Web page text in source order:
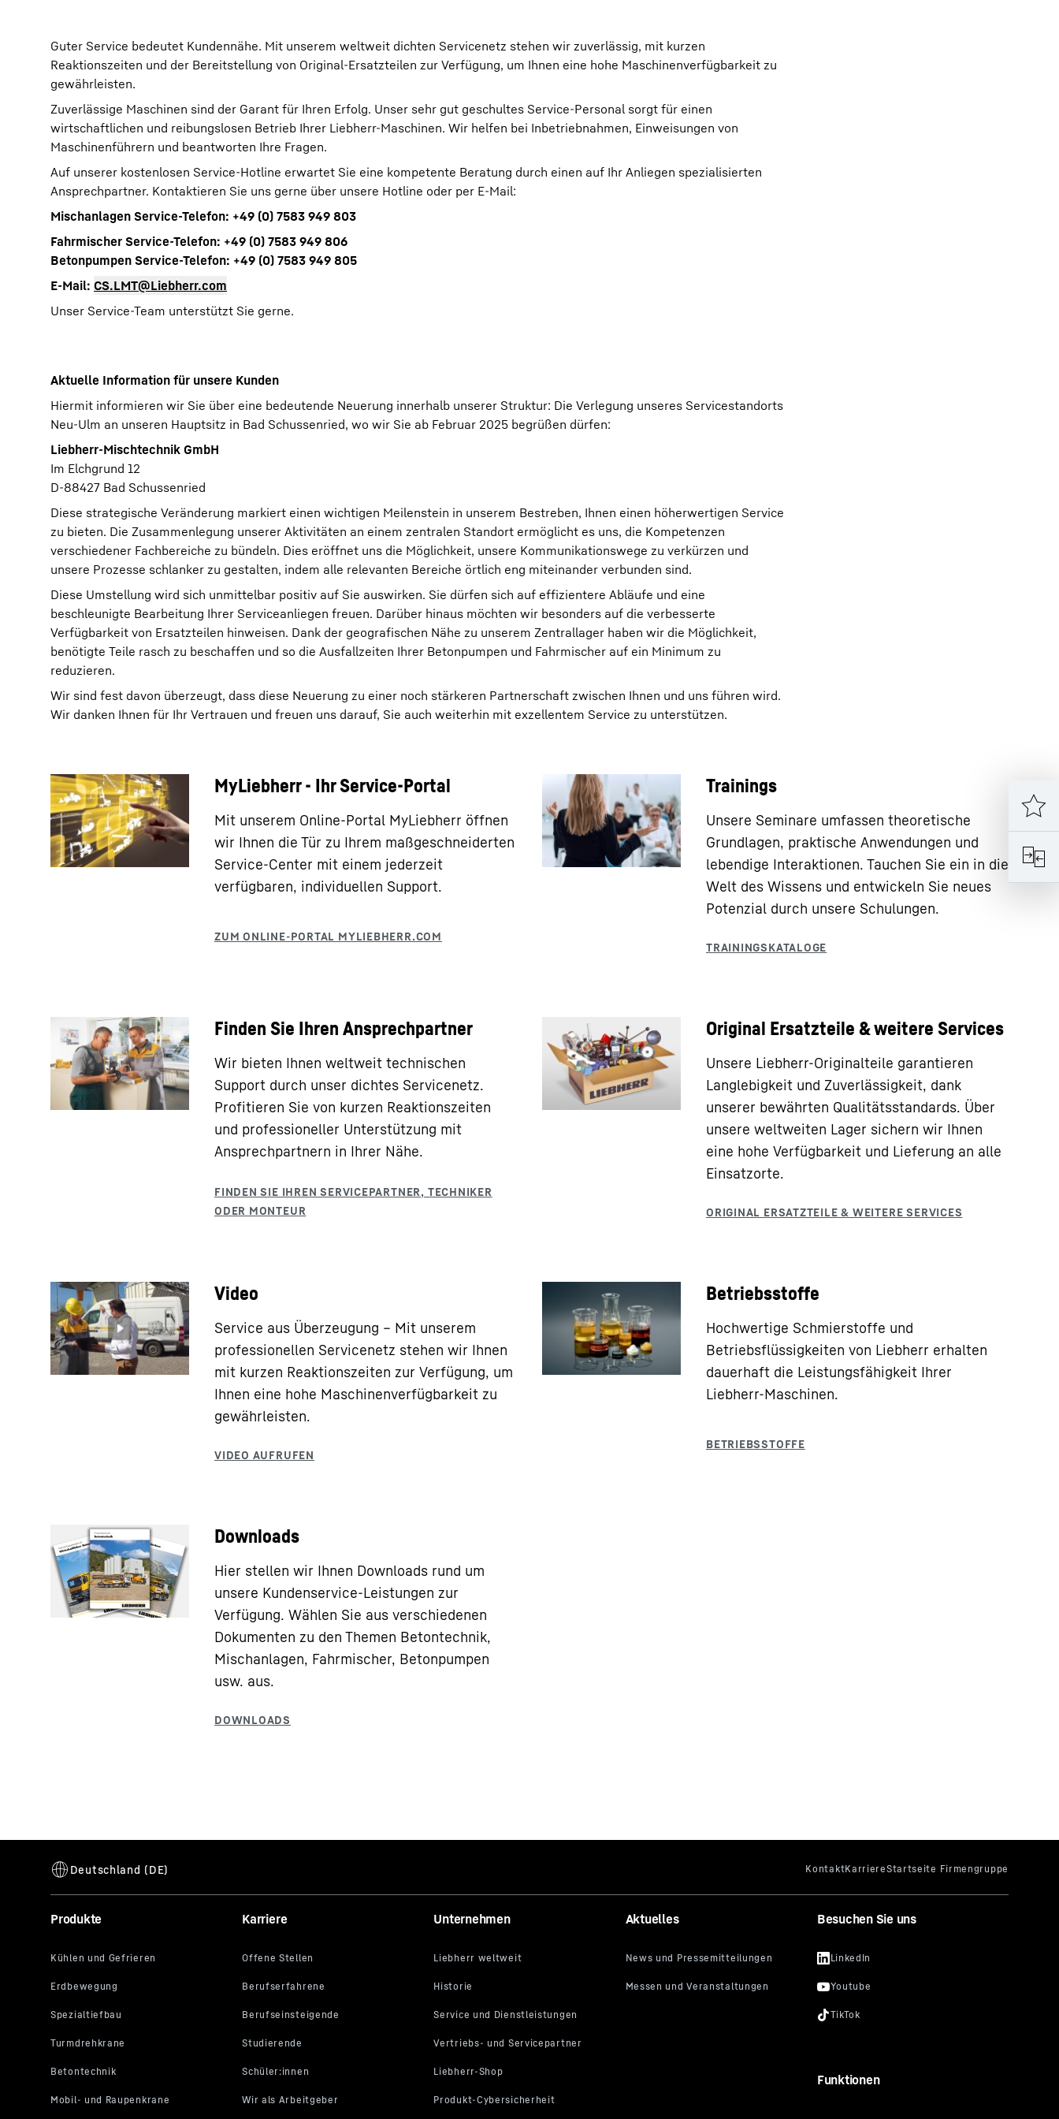
Guter Service bedeutet Kundennähe. Mit unserem weltweit dichten Servicenetz stehen wir zuverlässig, mit kurzen
Reaktionszeiten und der Bereitstellung von Original-Ersatzteilen zur Verfügung, um Ihnen eine hohe Maschinenverfügbarkeit zu
gewährleisten.
Zuverlässige Maschinen sind der Garant für Ihren Erfolg. Unser sehr gut geschultes Service-Personal sorgt für einen
wirtschaftlichen und reibungslosen Betrieb Ihrer Liebherr-Maschinen. Wir helfen bei Inbetriebnahmen, Einweisungen von
Maschinenführern und beantworten Ihre Fragen.
Auf unserer kostenlosen Service-Hotline erwartet Sie eine kompetente Beratung durch einen auf Ihr Anliegen spezialisierten
Ansprechpartner. Kontaktieren Sie uns gerne über unsere Hotline oder per E-Mail:
Mischanlagen Service-Telefon: +49 (0) 7583 949 803
Fahrmischer Service-Telefon: +49 (0) 7583 949 806
Betonpumpen Service-Telefon: +49 (0) 7583 949 805
E-Mail: CS.LMT@Liebherr.com
Unser Service-Team unterstützt Sie gerne.
Aktuelle Information für unsere Kunden
Hiermit informieren wir Sie über eine bedeutende Neuerung innerhalb unserer Struktur: Die Verlegung unseres Servicestandorts
Neu-Ulm an unseren Hauptsitz in Bad Schussenried, wo wir Sie ab Februar 2025 begrüßen dürfen:
Liebherr-Mischtechnik GmbH
Im Elchgrund 12
D-88427 Bad Schussenried
Diese strategische Veränderung markiert einen wichtigen Meilenstein in unserem Bestreben, Ihnen einen höherwertigen Service
zu bieten. Die Zusammenlegung unserer Aktivitäten an einem zentralen Standort ermöglicht es uns, die Kompetenzen
verschiedener Fachbereiche zu bündeln. Dies eröffnet uns die Möglichkeit, unsere Kommunikationswege zu verkürzen und
unsere Prozesse schlanker zu gestalten, indem alle relevanten Bereiche örtlich eng miteinander verbunden sind.
Diese Umstellung wird sich unmittelbar positiv auf Sie auswirken. Sie dürfen sich auf effizientere Abläufe und eine
beschleunigte Bearbeitung Ihrer Serviceanliegen freuen. Darüber hinaus möchten wir besonders auf die verbesserte
Verfügbarkeit von Ersatzteilen hinweisen. Dank der geografischen Nähe zu unserem Zentrallager haben wir die Möglichkeit,
benötigte Teile rasch zu beschaffen und so die Ausfallzeiten Ihrer Betonpumpen und Fahrmischer auf ein Minimum zu
reduzieren.
Wir sind fest davon überzeugt, dass diese Neuerung zu einer noch stärkeren Partnerschaft zwischen Ihnen und uns führen wird.
Wir danken Ihnen für Ihr Vertrauen und freuen uns darauf, Sie auch weiterhin mit exzellentem Service zu unterstützen.
MyLiebherr - Ihr Service-Portal
Mit unserem Online-Portal MyLiebherr öffnen
wir Ihnen die Tür zu Ihrem maßgeschneiderten
Service-Center mit einem jederzeit
verfügbaren, individuellen Support.
Trainings
Unsere Seminare umfassen theoretische
Grundlagen, praktische Anwendungen und
lebendige Interaktionen. Tauchen Sie ein in die
Welt des Wissens und entwickeln Sie neues
Potenzial durch unsere Schulungen.
Finden Sie Ihren Ansprechpartner
Wir bieten Ihnen weltweit technischen
Support durch unser dichtes Servicenetz.
Profitieren Sie von kurzen Reaktionszeiten
und professioneller Unterstützung mit
Ansprechpartnern in Ihrer Nähe.
Original Ersatzteile & weitere Services
Unsere Liebherr-Originalteile garantieren
Langlebigkeit und Zuverlässigkeit, dank
unserer bewährten Qualitätsstandards. Über
unsere weltweiten Lager sichern wir Ihnen
eine hohe Verfügbarkeit und Lieferung an alle
Einsatzorte.
Video
Service aus Überzeugung – Mit unserem
professionellen Servicenetz stehen wir Ihnen
mit kurzen Reaktionszeiten zur Verfügung, um
Ihnen eine hohe Maschinenverfügbarkeit zu
gewährleisten.
Betriebsstoffe
Hochwertige Schmierstoffe und
Betriebsflüssigkeiten von Liebherr erhalten
dauerhaft die Leistungsfähigkeit Ihrer
Liebherr-Maschinen.
Downloads
Hier stellen wir Ihnen Downloads rund um
unsere Kundenservice-Leistungen zur
Verfügung. Wählen Sie aus verschiedenen
Dokumenten zu den Themen Betontechnik,
Mischanlagen, Fahrmischer, Betonpumpen
usw. aus.
Produkte Karriere Unternehmen Aktuelles Besuchen Sie uns
Funktionen